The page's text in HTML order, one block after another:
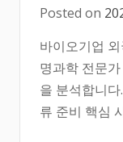
Posted on
바이오기업
명과학 전문
을 분석합니
류 준비 핵심